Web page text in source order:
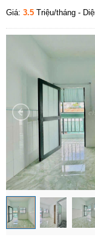
Giá: 3.5 Triệu/tháng -